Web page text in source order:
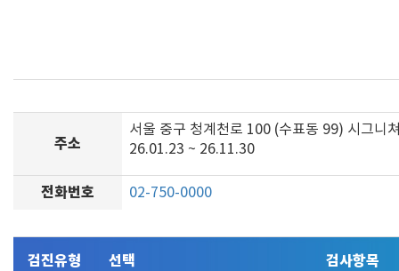
주소
서울 중구 청계천로 100 (수표동 99) 시그니
26.01.23 ~ 26.11.30
전화번호 02-750-0000
검진유형 선택 검사항목